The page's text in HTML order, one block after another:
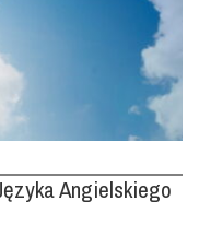
Angielskiego